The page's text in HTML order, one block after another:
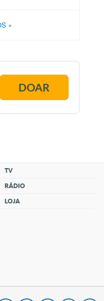
»
DOAR
TV
RÁDIO
LOJA